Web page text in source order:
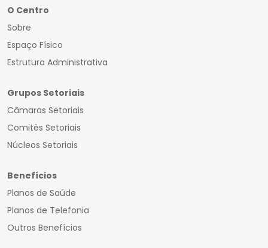
O Centro
Sobre
Espaço Físico
Estrutura Administrativa
Grupos Setoriais
Câmaras Setoriais
Comitês Setoriais
Núcleos Setoriais
Benefícios
Planos de Saúde
Planos de Telefonia
Outros Benefícios